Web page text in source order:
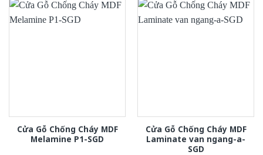
Cửa Gỗ Chống Cháy MDF
Melamine P1-SGD
Cửa Gỗ Chống Cháy MDF
Laminate van ngang-a-
SGD